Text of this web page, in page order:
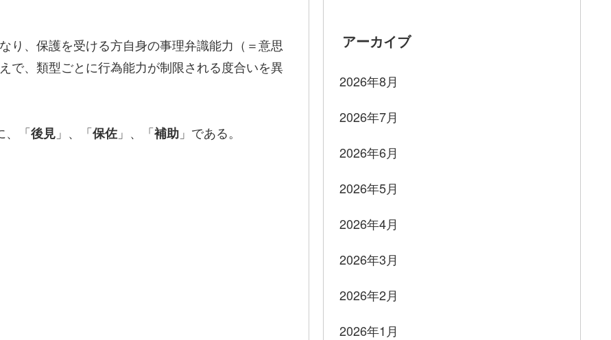
り、保護を受ける方自身の事理弁識能力（＝意思
で、類型ごとに行為能力が制限される度合いを異
、「後見 」、「保佐 」、「補助 」である。
アーカイブ
2026年8月
2026年7月
2026年6月
2026年5月
2026年4月
2026年3月
2026年2月
2026年1月